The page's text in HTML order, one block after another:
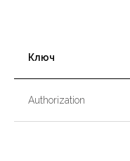
Ключ
Authorization